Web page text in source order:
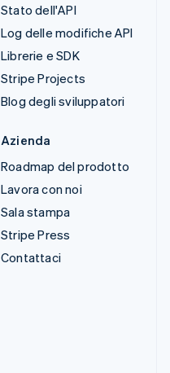
Stato dell'API
Log delle modifiche API
Librerie e SDK
Stripe Projects
Blog degli sviluppatori
Azienda
Roadmap del prodotto
Lavora con noi
Sala stampa
Stripe Press
Contattaci